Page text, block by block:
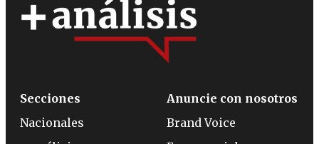
Secciones
Nacionales
Anuncie con nosotros
Brand Voice